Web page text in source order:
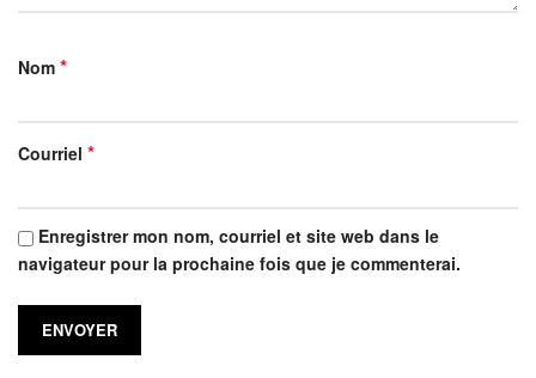
Nom *
Courriel *
Enregistrer mon nom, courriel et site web dans le
navigateur pour la prochaine fois que je commenterai.